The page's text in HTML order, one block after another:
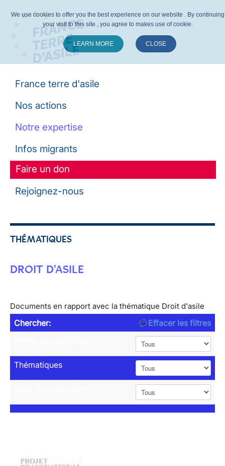
France terre d'asile
Nos actions
Notre expertise
Infos migrants
Faire un don
Rejoignez-nous
THÉMATIQUES
DROIT D'ASILE
Documents en rapport avec la thématique Droit d'asile
Chercher:
Effacer les filtres
Thématiques
We use cookies to offer you the best experience on our website . By continuing
your visit to this site , you agree to makes use of cookie.
LEARN MORE CLOSE